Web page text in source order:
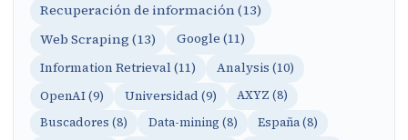
Recuperación de información (13)
Web Scraping (13)
Google (11)
Information Retrieval (11)
Analysis (10)
OpenAI (9) Universidad (9)
AXYZ (8)
Buscadores (8)
Data-mining (8)
España (8)